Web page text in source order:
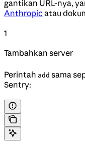
gantikan URL-nya,
Anthropic atau
1
Tambahkan server
Perintah add sama
Sentry: